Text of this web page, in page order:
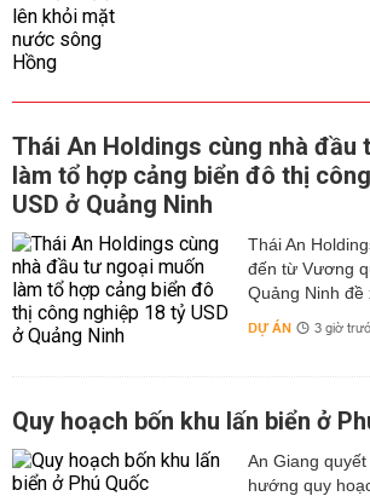
Thái An Holdings cùng nhà đầu
làm tổ hợp cảng biển đô thị
USD ở Quảng Ninh
Thái An
đến từ Vương
Quảng Ninh đề
DỰ ÁN 3 giờ
Quy hoạch bốn khu lấn biển ở
An Giang
hướng quy